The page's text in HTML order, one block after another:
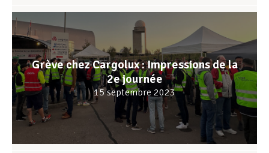
Grève chez Cargolux : Impressions de la
2e journée
15 septembre 2023